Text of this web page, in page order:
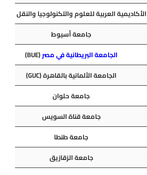
الأكاديمية العربية للعلوم والتكنولوجيا والنقل
جامعة أسيوط
الجامعة البريطانية في مصر(BUE)
الجامعة الألمانية بالقاهرة (GUC)
جامعة حلوان
جامعة قناة السويس
جامعة طنطا
جامعة الزقازيق